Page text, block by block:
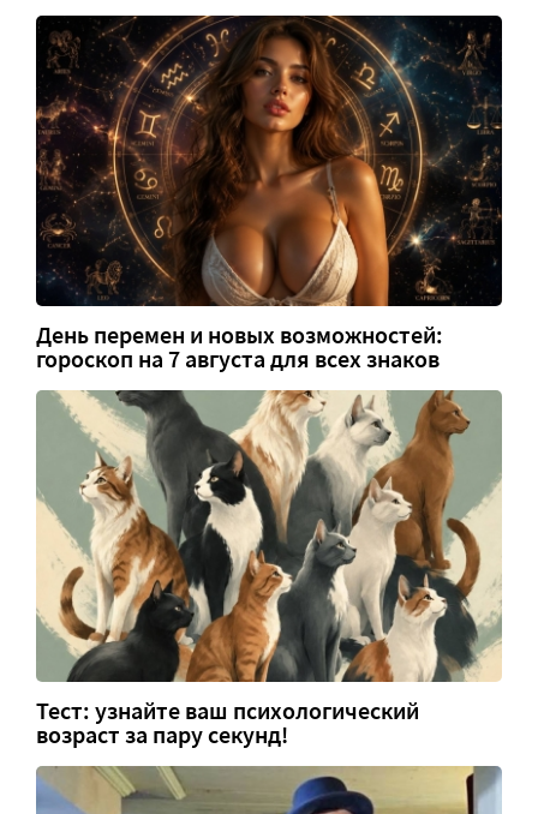
День перемен и новых возможностей:
гороскоп на 7 августа для всех знаков
Тест: узнайте ваш психологический
возраст за пару секунд!